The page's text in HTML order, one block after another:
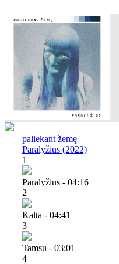
paliekant žemę
Paralyžius (2022)
1
Paralyžius - 04:16
2
Kalta - 04:41
3
Tamsu - 03:01
4